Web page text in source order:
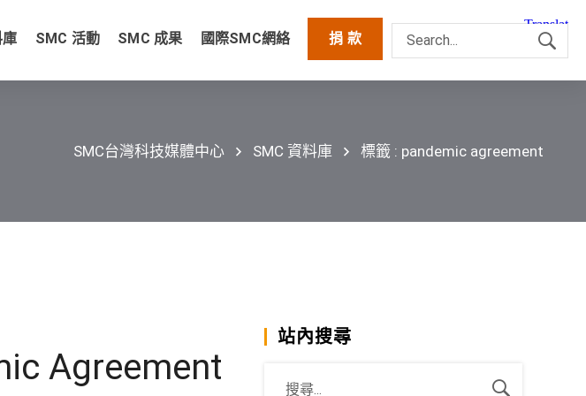
SMC 活動 SMC 成果 國際SMC網絡 捐 款
SMC台灣科技媒體中心 SMC 資料庫 標籤 : pandemic agreement
Agreement
站內搜尋